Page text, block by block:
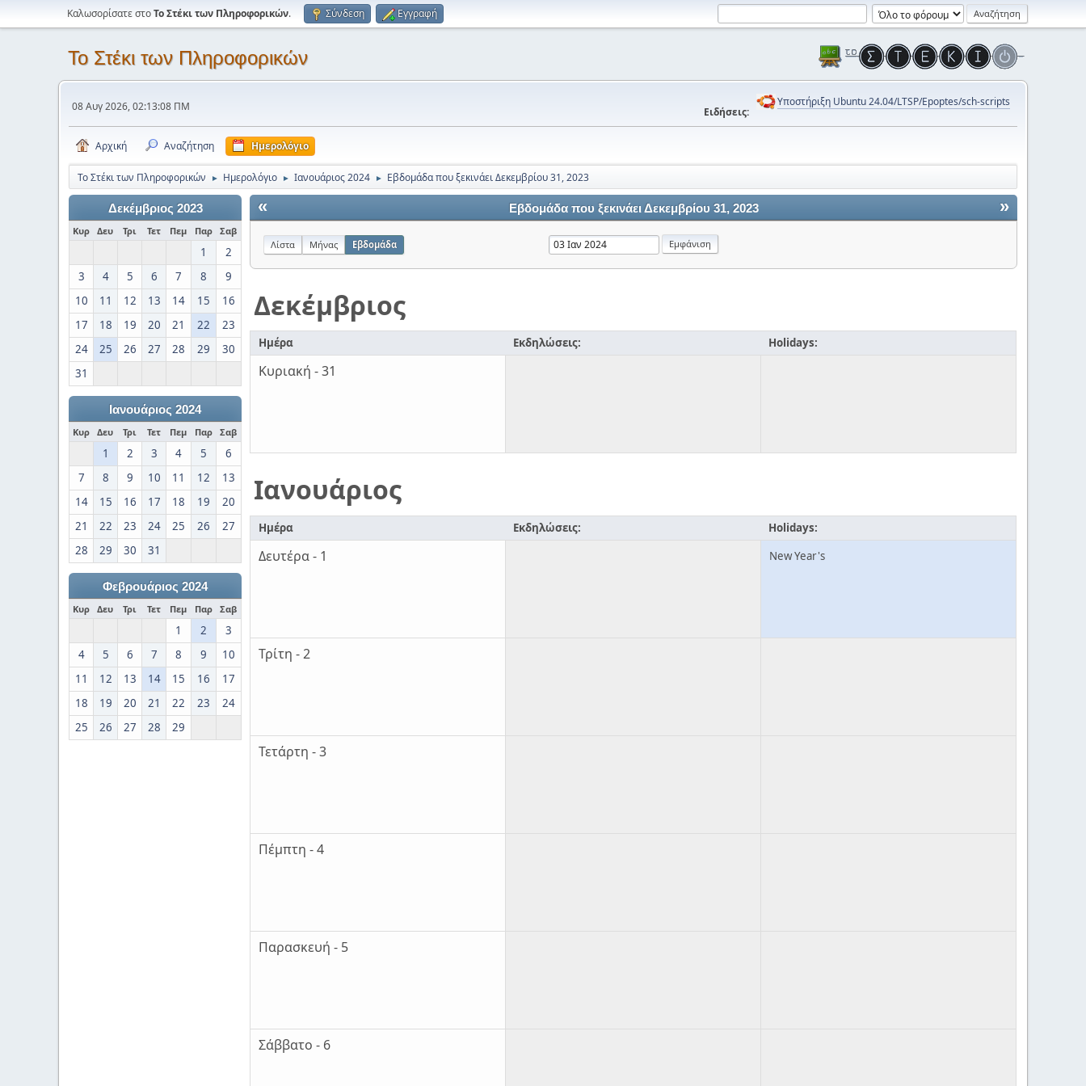
Καλωσορίσατε στοΤο Στέκι των Πληροφορικών. Σύνδεση Εγγραφή
Το Στέκι των Πληροφορικών
08 Αυγ 2026, 02:13:08 ΠΜ Ειδήσεις:
Υποστήριξη Ubuntu 24.04/LTSP/Epoptes/sch-scripts
Αρχική Αναζήτηση Ημερολόγιο
Το Στέκι των Πληροφορικών ► Ημερολόγιο ► Ιανουάριος 2024 ► Εβδομάδα που ξεκινάει Δεκεμβρίου 31, 2023
Δεκέμβριος 2023
Κυρ Δευ Τρι Τετ Πεμ Παρ Σαβ
1
2
3
4 5 6 7 8
9
10
11 12 13 14 15
16
17
18 19 20 21 22
23
24
25 26 27 28 29
30
31
Ιανουάριος 2024
Κυρ Δευ Τρι Τετ Πεμ Παρ Σαβ
1 2 3 4 5
6
7
8 9 10 11 12
13
14
15 16 17 18 19
20
21
22 23 24 25 26
27
28
29 30 31
Φεβρουάριος 2024
Κυρ Δευ Τρι Τετ Πεμ Παρ Σαβ
1 2
3
4
5 6 7 8 9
10
11
12 13 14 15 16
17
18
19 20 21 22 23
24
25
26 27 28 29
« »
Εβδομάδα που ξεκινάει Δεκεμβρίου 31, 2023
Λίστα Μήνας Εβδομάδα
Δεκέμβριος
Ημέρα Εκδηλώσεις: Holidays:
Κυριακή - 31
Ιανουάριος
Ημέρα Εκδηλώσεις: Holidays:
Δευτέρα - 1 New Year's
Τρίτη - 2
Τετάρτη - 3
Πέμπτη - 4
Παρασκευή - 5
Σάββατο - 6